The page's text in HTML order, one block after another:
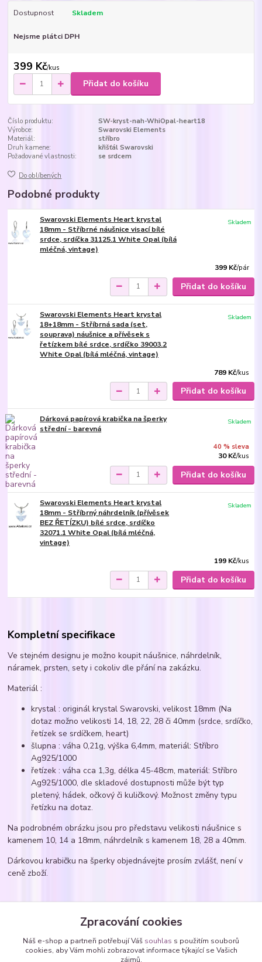
Dostupnost Skladem
Nejsme plátci DPH
399 Kč/kus
Přidat do košíku
Číslo produktu:
SW-kryst-nah-WhiOpal-heart18
Výrobce:
Swarovski Elements
Materiál:
stříbro
Druh kamene:
křišťál Swarovski
Požadované vlastnosti:
se srdcem
Do oblíbených
Podobné produkty
Swarovski Elements Heart krystal
18mm - Stříbrné náušnice visací bílé
srdce, srdíčka 31125.1 White Opal (bílá
mléčná, vintage)
399 Kč/pár
Skladem
Přidat do košíku
Swarovski Elements Heart krystal
18+18mm - Stříbrná sada (set,
souprava) náušnice a přívěsek s
řetízkem bílé srdce, srdíčko 39003.2
White Opal (bílá mléčná, vintage)
789 Kč/kus
Skladem
Přidat do košíku
Dárková papírová krabička na šperky
střední - barevná
40 % sleva
30 Kč/kus
Skladem
Přidat do košíku
Swarovski Elements Heart krystal
18mm - Stříbrný náhrdelník (přívěsek
BEZ ŘETÍZKU) bílé srdce, srdíčko
32071.1 White Opal (bílá mléčná,
vintage)
199 Kč/kus
Skladem
Přidat do košíku
Kompletní specifikace
Ve stejném designu je možno koupit náušnice, náhrdelník,
náramek, prsten, sety i cokoliv dle přání na zakázku.
Materiál :
krystal : originál krystal Swarovski, velikost 18mm (Na
dotaz možno velikosti 14, 18, 22, 28 či 40mm (srdce, srdíčko,
řetízek se srdíčkem, heart)
šlupna : váha 0,21g, výška 6,4mm, materiál: Stříbro
Ag925/1000
řetízek : váha cca 1,3g, délka 45-48cm, materiál: Stříbro
Ag925/1000, dle skladové dostupnosti může být typ
pletený, hádek, očkový či kuličkový. Možnost změny typu
řetízku na dotaz.
Na podrobném obrázku jsou pro představu velikosti náušnice s
kamenem 10, 14 a 18mm, náhrdelník s kamenem 18, 28 a 40mm.
Dárkovou krabičku na šperky objednávejte prosím zvlášť, není v
ceně zboží.
Zboží zařazeno v kategoriích
Náhrdelníky
Náhrdelníky - zavěšené SWAROVSKI krystaly
Zpracování cookies
Náš e-shop a partneři potřebují Váš souhlas s použitím souborů
cookies, aby Vám mohli zobrazovat informace týkající se Vašich
zájmů.